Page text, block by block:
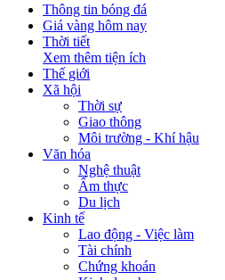
Thông tin bóng đá
Giá vàng hôm nay
Thời tiết
Xem thêm tiện ích
Thế giới
Xã hội
Thời sự
Giao thông
Môi trường - Khí hậu
Văn hóa
Nghệ thuật
Ẩm thực
Du lịch
Kinh tế
Lao động - Việc làm
Tài chính
Chứng khoán